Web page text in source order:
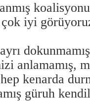
iyi
anlamamış,
kenarda
güruh